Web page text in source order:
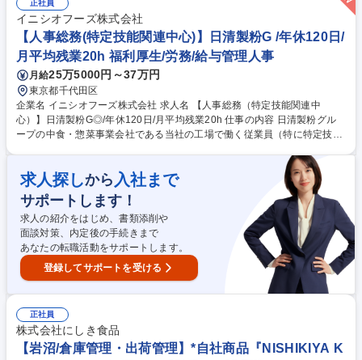
ざいます ※SNSは運用しておりませんが、知識をお持ちの方は歓迎しま
す 募集職種 【広報（経営企画部）】「食」のグローバル専門商社で社外
広報/フレックス勤務
正社員
イニシオフーズ株式会社
【人事総務(特定技能関連中心)】日清製粉G /年休120日/
月平均残業20h 福利厚生/労務/給与管理人事
月給25万5000円～37万円
東京都千代田区
企業名 イニシオフーズ株式会社 求人名 【人事総務（特定技能関連中
心）】日清製粉G◎/年休120日/月平均残業20h 仕事の内容 日清製粉グル
ープの中食・惣菜事業会社である当社の工場で働く従業員（特に特定技能
技能外国人について登録支援機関と連携し、雇用契約書など入管への提出
書類や請求書の確認。 ■本社スタッフとして特定技能外国人の管理ルール
整備や各工場の総務担当者と連携し人材の管理。 など 募集職種 【人事総
務（特定技能関連中心）】日清製粉G◎/年休120日/月平均残業20h
求人探しから 入社まで
サポートします！
求人の紹介をはじめ、書類添削や
面談対策、内定後の手続きまで
あなたの転職活動をサポートします。
登録してサポートを受ける
正社員
株式会社にしき食品
【岩沼/倉庫管理・出荷管理】*自社商品『NISHIKIYA K